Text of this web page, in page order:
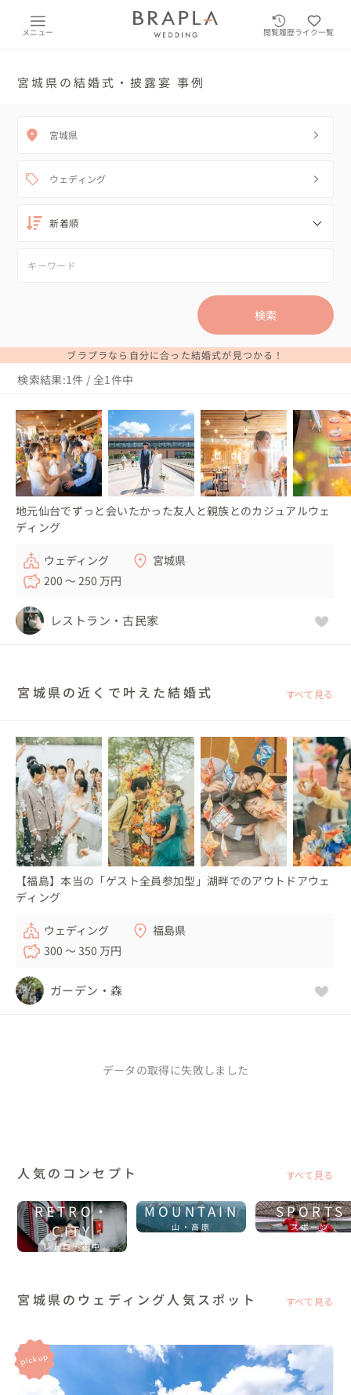
メニュー 閲覧履歴ライク一覧
宮城県の結婚式・披露宴 事例
宮城県
ウェディング
検索
ブラプラなら自分に合った結婚式が見つかる！
検索結果:1件 / 全1件中
地元仙台でずっと会いたかった友人と親族とのカジュアルウェ
ディング
ウェディング
宮城県
200 〜 250 万円
レストラン・古民家
宮城県の近くで叶えた結婚式 すべて見る
【福島】本当の「ゲスト全員参加型」湖畔でのアウトドアウェ
ディング
ウェディング
福島県
300 〜 350 万円
ガーデン・森
データの取得に失敗しました
人気のコンセプト すべて見る
RETRO・
CITY
レトロ・街中
MOUNTAIN
山・高原
SPORTS
スポーツ
宮城県のウェディング人気スポット すべて見る